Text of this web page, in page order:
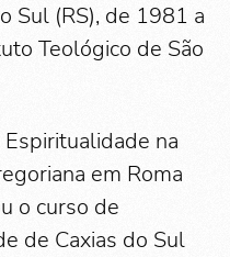
Sul (RS), de 1981 a
Teológico de São
na
em Roma
o curso de
de Caxias do Sul